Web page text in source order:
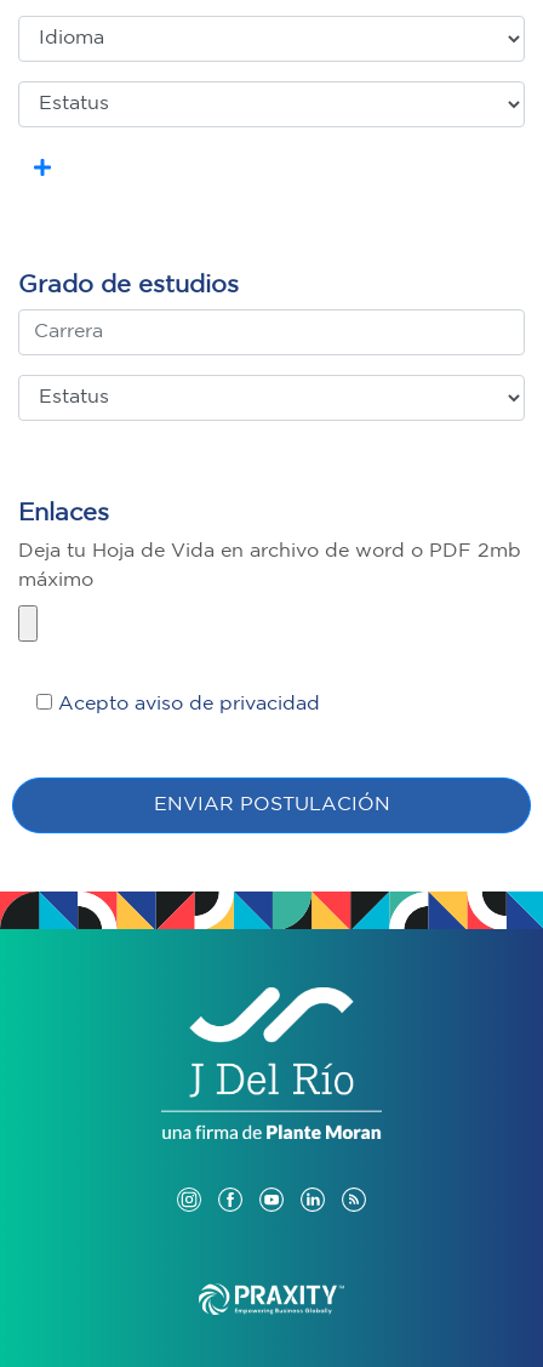
Grado de estudios
Enlaces
Deja tu Hoja de Vida en archivo de word o PDF 2mb
máximo
Acepto aviso de privacidad
ENVIAR POSTULACIÓN